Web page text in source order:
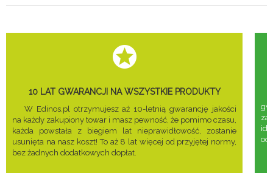
10 LAT GWARANCJI NA WSZYSTKIE PRODUKTY
W Edinos.pl otrzymujesz aż 10-letnią gwarancję jakości
na każdy zakupiony towar i masz pewność, że pomimo czasu,
każda powstała z biegiem lat nieprawidłowość, zostanie
usunięta na nasz koszt! To aż 8 lat więcej od przyjętej normy,
bez żadnych dodatkowych dopłat.